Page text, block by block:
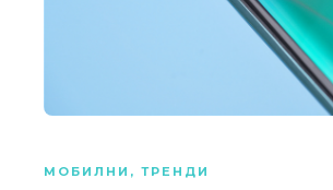
МОБИЛНИ , ТРЕНДИ